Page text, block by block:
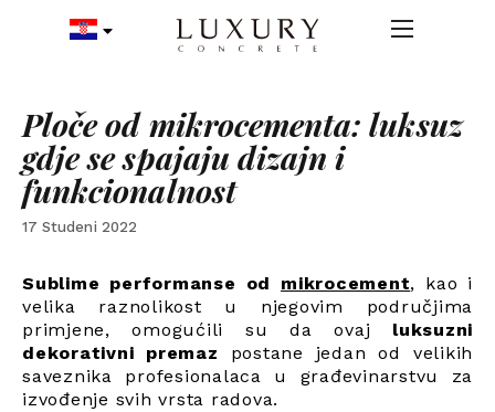
Ploče od mikrocementa: luksuz
gdje se spajaju dizajn i
funkcionalnost
17 Studeni 2022
Sublime performanse od mikrocement, kao i
velika raznolikost u njegovim područjima
primjene, omogućili su da ovaj luksuzni
dekorativni premaz postane jedan od velikih
saveznika profesionalaca u građevinarstvu za
izvođenje svih vrsta radova.